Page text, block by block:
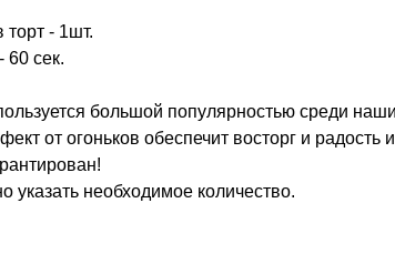
- 1шт.
60 сек.
большой популярностью среди
от огоньков обеспечит восторг и радость
указать необходимое количество.